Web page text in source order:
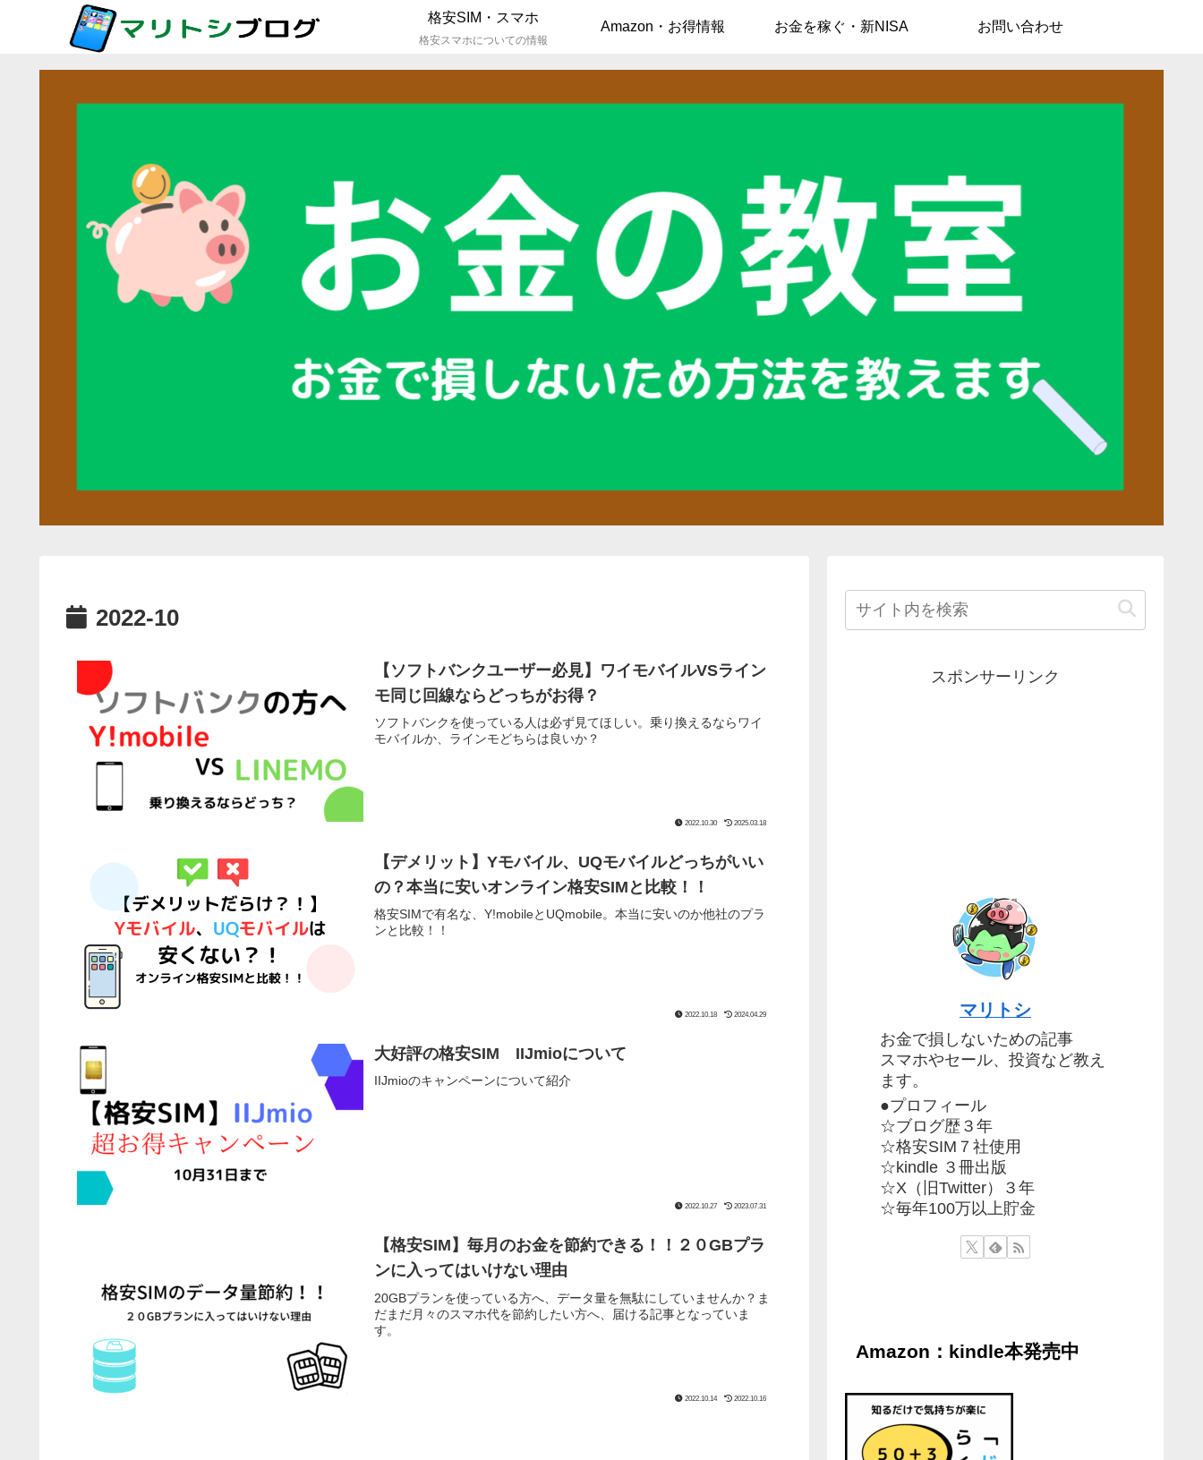
格安SIM・スマホ
格安スマホについての情報
Amazon・お得情報 お金を稼ぐ・新NISA お問い合わせ
2022-10
【ソフトバンクユーザー必見】ワイモバイルVSライン
モ同じ回線ならどっちがお得？
ソフトバンクを使っている人は必ず見てほしい。乗り換えるならワイ
モバイルか、ラインモどちらは良いか？
2022.10.30 2025.03.18
【デメリット】Yモバイル、UQモバイルどっちがいい
の？本当に安いオンライン格安SIMと比較！！
格安SIMで有名な、Y!mobileとUQmobile。本当に安いのか他社のプラ
ンと比較！！
2022.10.18 2024.04.29
大好評の格安SIM IIJmioについて
IIJmioのキャンペーンについて紹介
2022.10.27 2023.07.31
【格安SIM】毎月のお金を節約できる！！２０GBプラ
ンに入ってはいけない理由
20GBプランを使っている方へ、データ量を無駄にしていませんか？ま
だまだ月々のスマホ代を節約したい方へ、届ける記事となっていま
す。
2022.10.14 2022.10.16
スポンサーリンク
マリトシ
お金で損しないための記事
スマホやセール、投資など教え
ます。
●プロフィール
☆ブログ歴３年
☆格安SIM７社使用
☆kindle ３冊出版
☆X（旧Twitter）３年
☆毎年100万以上貯金
Amazon：kindle本発売中